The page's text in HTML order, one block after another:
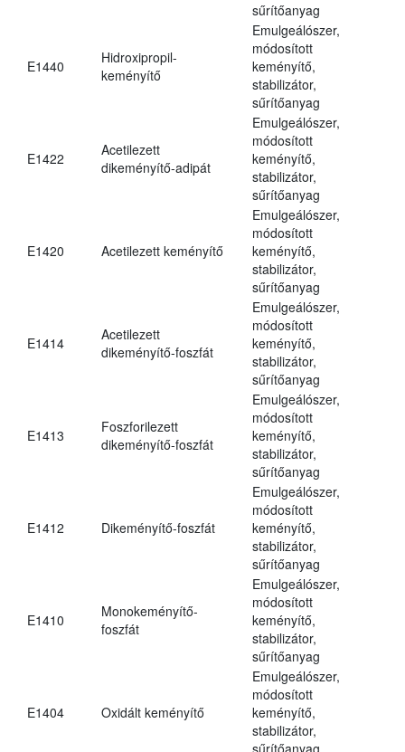
sűrítőanyag
E1440
Hidroxipropil-
keményítő
Emulgeálószer,
módosított
keményítő,
stabilizátor,
sűrítőanyag
E1422
Acetilezett
dikeményítő-adipát
Emulgeálószer,
módosított
keményítő,
stabilizátor,
sűrítőanyag
E1420 Acetilezett keményítő
Emulgeálószer,
módosított
keményítő,
stabilizátor,
sűrítőanyag
E1414
Acetilezett
dikeményítő-foszfát
Emulgeálószer,
módosított
keményítő,
stabilizátor,
sűrítőanyag
E1413
Foszforilezett
dikeményítő-foszfát
Emulgeálószer,
módosított
keményítő,
stabilizátor,
sűrítőanyag
E1412 Dikeményítő-foszfát
Emulgeálószer,
módosított
keményítő,
stabilizátor,
sűrítőanyag
E1410
Monokeményítő-
foszfát
Emulgeálószer,
módosított
keményítő,
stabilizátor,
sűrítőanyag
E1404 Oxidált keményítő
Emulgeálószer,
módosított
keményítő,
stabilizátor,
sűrítőanyag